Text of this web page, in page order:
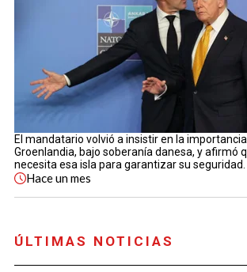
El mandatario volvió a insistir en la
Groenlandia, bajo soberanía danesa, y afirmó
necesita esa isla para garantizar su seguridad.
Haceun mes
ÚLTIMAS NOTICIAS